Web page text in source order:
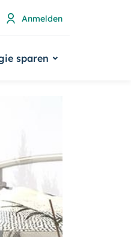
Anmelden
sparen